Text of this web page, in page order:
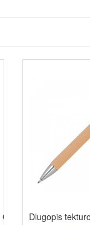
Dlugopis